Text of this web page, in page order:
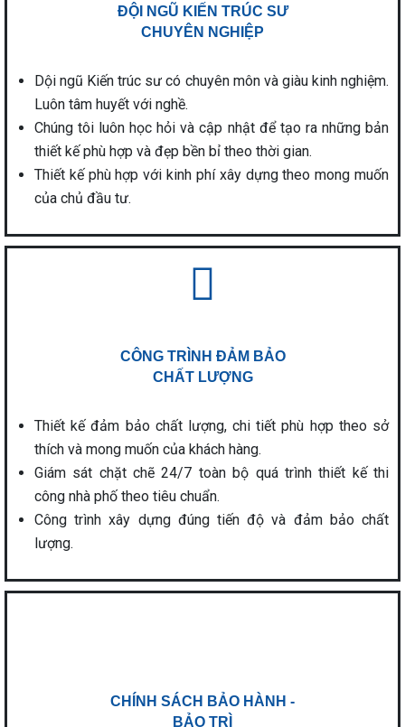
ĐỘI NGŨ KIẾN TRÚC SƯ
CHUYÊN NGHIỆP
Dội ngũ Kiến trúc sư có chuyên môn và giàu kinh nghiệm.
Luôn tâm huyết với nghề.
Chúng tôi luôn học hỏi và cập nhật để tạo ra những bản
thiết kế phù hợp và đẹp bền bỉ theo thời gian.
Thiết kế phù hợp với kinh phí xây dựng theo mong muốn
của chủ đầu tư.
CÔNG TRÌNH ĐẢM BẢO
CHẤT LƯỢNG
Thiết kế đảm bảo chất lượng, chi tiết phù hợp theo sở
thích và mong muốn của khách hàng.
Giám sát chặt chẽ 24/7 toàn bộ quá trình thiết kế thi
công nhà phố theo tiêu chuẩn.
Công trình xây dựng đúng tiến độ và đảm bảo chất
lượng.
CHÍNH SÁCH BẢO HÀNH -
BẢO TRÌ